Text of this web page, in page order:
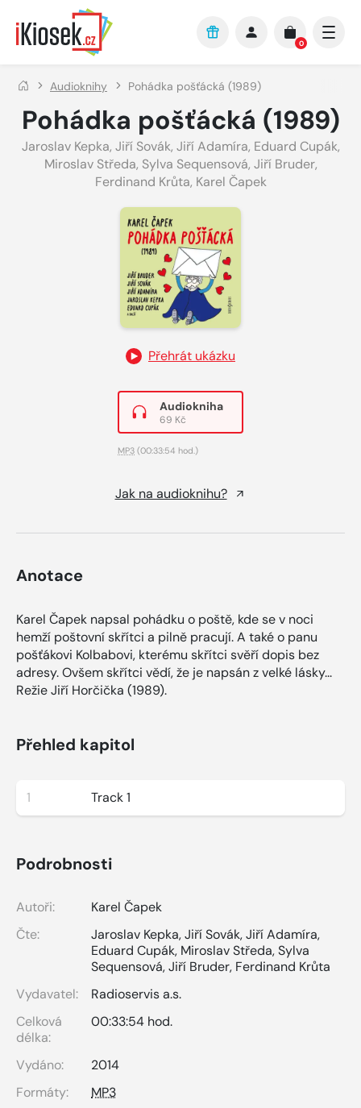
Přejít na hlavní obsah
0
Audioknihy Pohádka pošťácká (1989)
Pohádka pošťácká (1989)
Jaroslav Kepka, Jiří Sovák, Jiří Adamíra, Eduard Cupák,
Miroslav Středa, Sylva Sequensová, Jiří Bruder,
Ferdinand Krůta, Karel Čapek
Přehrát ukázku
Audiokniha
69 Kč
MP3 (00:33:54 hod.)
Jak na audioknihu?
Anotace
Karel Čapek napsal pohádku o poště, kde se v noci
hemží poštovní skřítci a pilně pracují. A také o panu
pošťákovi Kolbabovi, kterému skřítci svěří dopis bez
adresy. Ovšem skřítci vědí, že je napsán z velké lásky...
Režie Jiří Horčička (1989).
Přehled kapitol
1 Track 1
Podrobnosti
Autoři:
Karel Čapek
Čte:
Jaroslav Kepka,Jiří Sovák,Jiří Adamíra,
Eduard Cupák, Miroslav Středa,Sylva
Sequensová,Jiří Bruder, Ferdinand Krůta
Vydavatel:
Radioservis a.s.
Celková
délka:
00:33:54 hod.
Vydáno:
2014
Formáty:
MP3